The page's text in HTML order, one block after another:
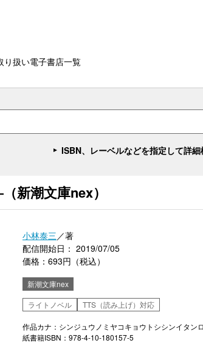
り扱い電子書店一覧
ISBN、レーベルなどを指定して詳細
新潮文庫nex）
小林泰三／著
配信開始日： 2019/07/05
価格：693円（税込）
新潮文庫nex
ライトノベル
TTS（読み上げ）対応
作品カナ：シンジュウノミヤコキョウトシシンイタン
紙書籍ISBN：978-4-10-180157-5